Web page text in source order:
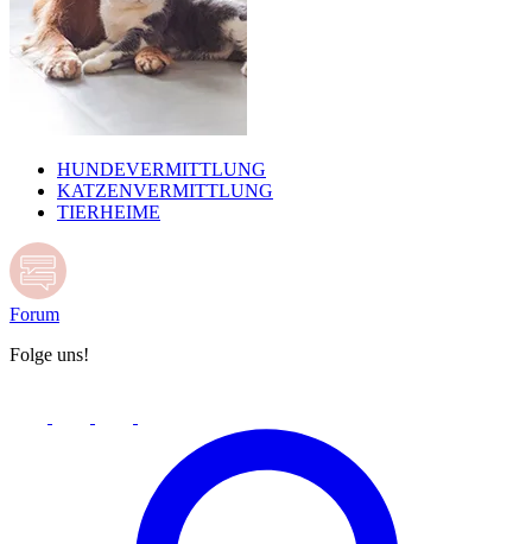
HUNDEVERMITTLUNG
KATZENVERMITTLUNG
TIERHEIME
Forum
Folge uns!